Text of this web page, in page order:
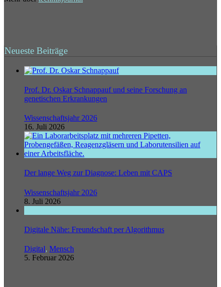
Neueste Beiträge
Prof. Dr. Oskar Schnappauf und seine Forschung an
genetischen Erkrankungen
Wissenschaftsjahr 2026
16. Juli 2026
Der lange Weg zur Diagnose: Leben mit CAPS
Wissenschaftsjahr 2026
8. Juli 2026
Digitale Nähe: Freundschaft per Algorithmus
Digital, Mensch
5. Februar 2026